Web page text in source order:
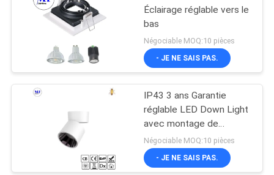
Éclairage réglable vers le
bas
Négociable MOQ:10 pièces
- JE NE SAIS PAS.
IP43 3 ans Garantie
réglable LED Down Light
avec montage de
surface Pour l'usage
domestique dans les
centres commerciaux
Négociable MOQ:10 pièces
- JE NE SAIS PAS.